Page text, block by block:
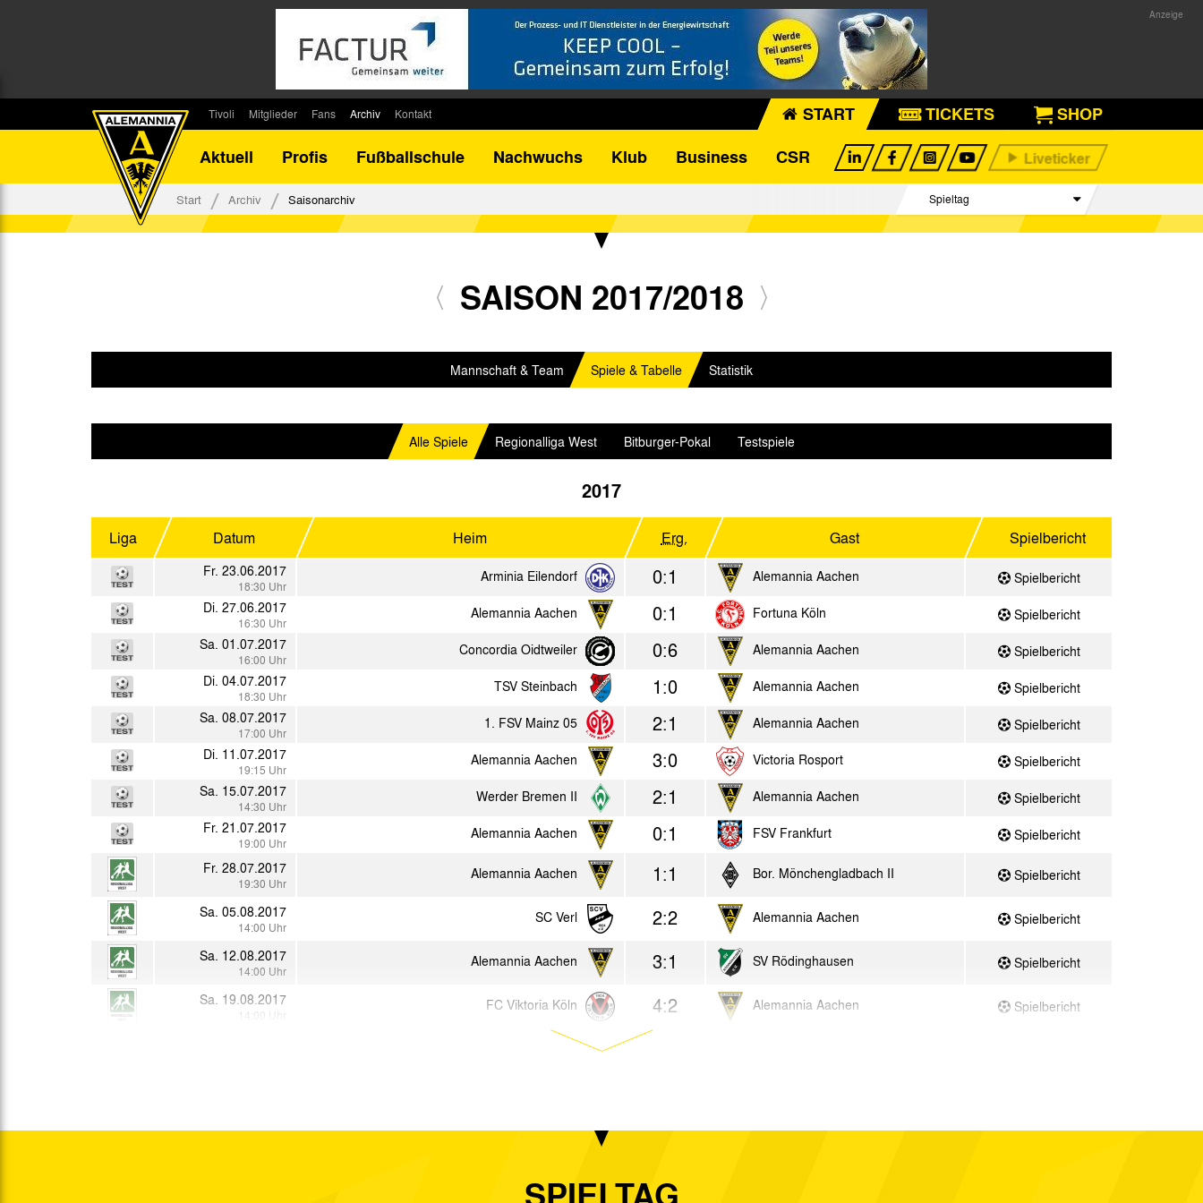
Tivoli
Stadionsprecher
Stadiongaststätte Klömpchensklub
Mitglieder
Kontakt
Fans
Fanbeirat
Fan-Klubs
Archiv
Bilanz DFB-Pokal
Kontakt START TICKETS
SHOP
Aktuell
Profis Fußballschule Nachwuchs Klub Business CSR
Start Archiv Saisonarchiv
Spieltag
Begegnungen
SAISON 2017/2018
Mannschaft & Team Spiele & Tabelle Statistik
Alle Spiele Regionalliga West Bitburger-Pokal Testspiele
2017
Liga Datum Heim Erg. Gast Spielbericht
Fr. 23.06.2017
18:30 Uhr
Arminia Eilendorf 0:1 Alemannia Aachen
Spielbericht
Di. 27.06.2017
16:30 Uhr
Alemannia Aachen 0:1 Fortuna Köln
Spielbericht
Sa. 01.07.2017
16:00 Uhr
Concordia Oidtweiler 0:6 Alemannia Aachen
Spielbericht
Di. 04.07.2017
18:30 Uhr
TSV Steinbach 1:0 Alemannia Aachen
Spielbericht
Sa. 08.07.2017
17:00 Uhr
1. FSV Mainz 05 2:1 Alemannia Aachen
Spielbericht
Di. 11.07.2017
19:15 Uhr
Alemannia Aachen 3:0 Victoria Rosport
Spielbericht
Sa. 15.07.2017
14:30 Uhr
Werder Bremen II 2:1 Alemannia Aachen
Spielbericht
Fr. 21.07.2017
19:00 Uhr
Alemannia Aachen 0:1 FSV Frankfurt
Spielbericht
Fr. 28.07.2017
19:30 Uhr
Alemannia Aachen 1:1 Bor. Mönchengladbach II Spielbericht
Sa. 05.08.2017
14:00 Uhr
SC Verl 2:2 Alemannia Aachen Spielbericht
Sa. 12.08.2017
14:00 Uhr
Alemannia Aachen 3:1 SV Rödinghausen Spielbericht
Sa. 19.08.2017
14:00 Uhr
FC Viktoria Köln 4:2 Alemannia Aachen
Spielbericht
Borussia Freialdenhoven
Alemannia Aachen 0:0 Rot-Weiß Oberhausen Spielbericht